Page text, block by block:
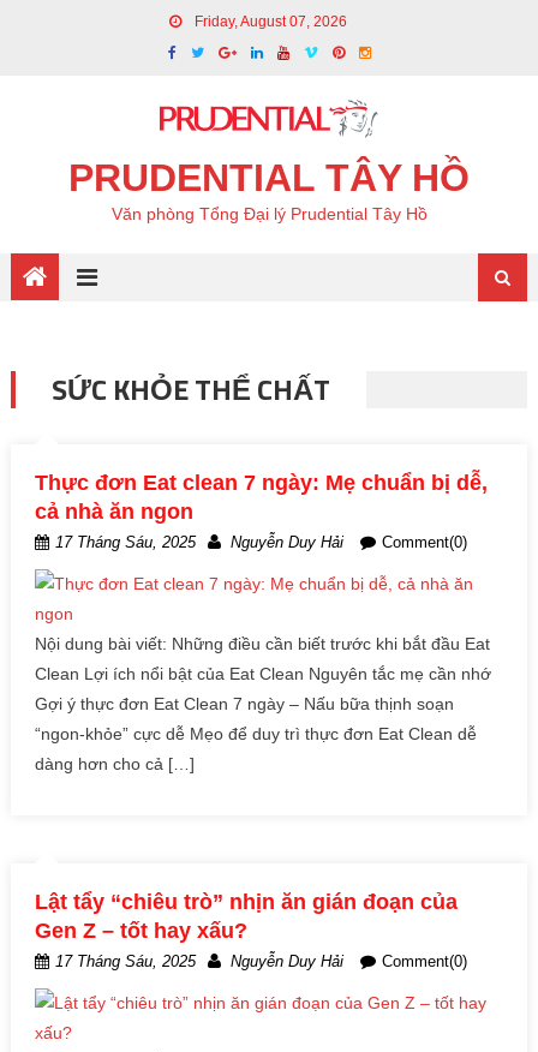
Friday, August 07, 2026
PRUDENTIAL TÂY HỒ
Văn phòng Tổng Đại lý Prudential Tây Hồ
SỨC KHỎE THỂ CHẤT
Thực đơn Eat clean 7 ngày: Mẹ chuẩn bị dễ,
cả nhà ăn ngon
17 Tháng Sáu, 2025 Nguyễn Duy Hải Comment(0)
Nội dung bài viết: Những điều cần biết trước khi bắt đầu Eat
Clean Lợi ích nổi bật của Eat Clean Nguyên tắc mẹ cần nhớ
Gợi ý thực đơn Eat Clean 7 ngày – Nấu bữa thịnh soạn
“ngon-khỏe” cực dễ Mẹo để duy trì thực đơn Eat Clean dễ
dàng hơn cho cả […]
Lật tẩy “chiêu trò” nhịn ăn gián đoạn của
Gen Z – tốt hay xấu?
17 Tháng Sáu, 2025 Nguyễn Duy Hải Comment(0)